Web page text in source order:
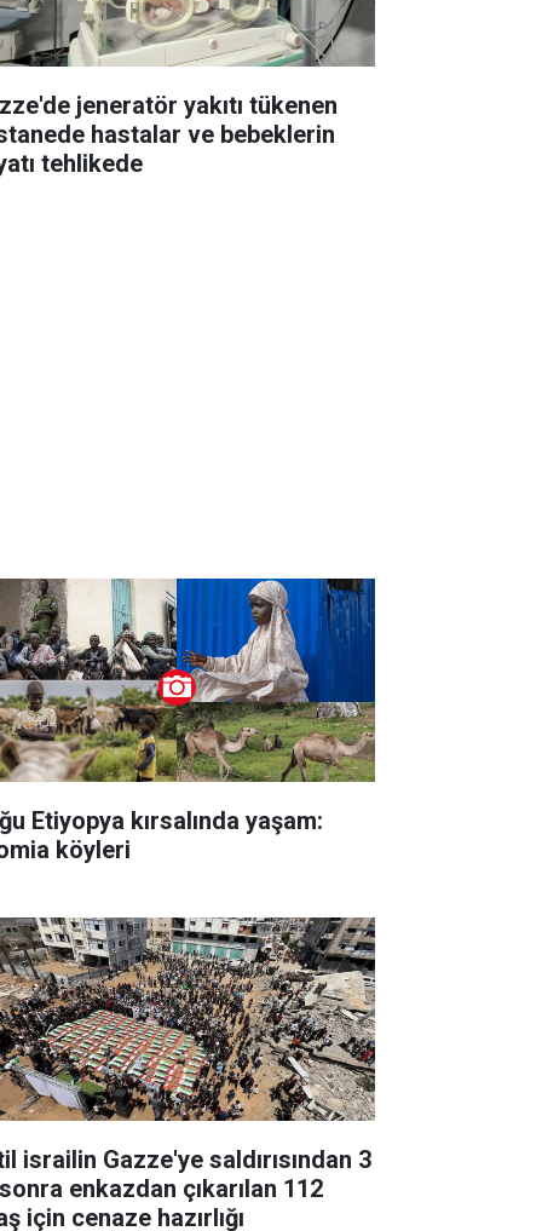
jeneratör yakıtı tükenen
hastalar ve bebeklerin
tehlikede
Etiyopya kırsalında yaşam:
köyleri
israilin Gazze'ye saldırısından 3
enkazdan çıkarılan 112
için cenaze hazırlığı